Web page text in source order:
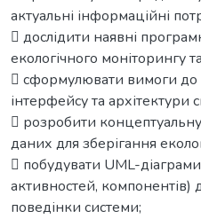
актуальні інформаційні
 дослідити наявні
екологічного моніторингу
 сформулювати вимоги до
інтерфейсу та архітектури
 розробити
даних для зберігання
 побудувати UML-
активностей, компонентів)
поведінки системи;